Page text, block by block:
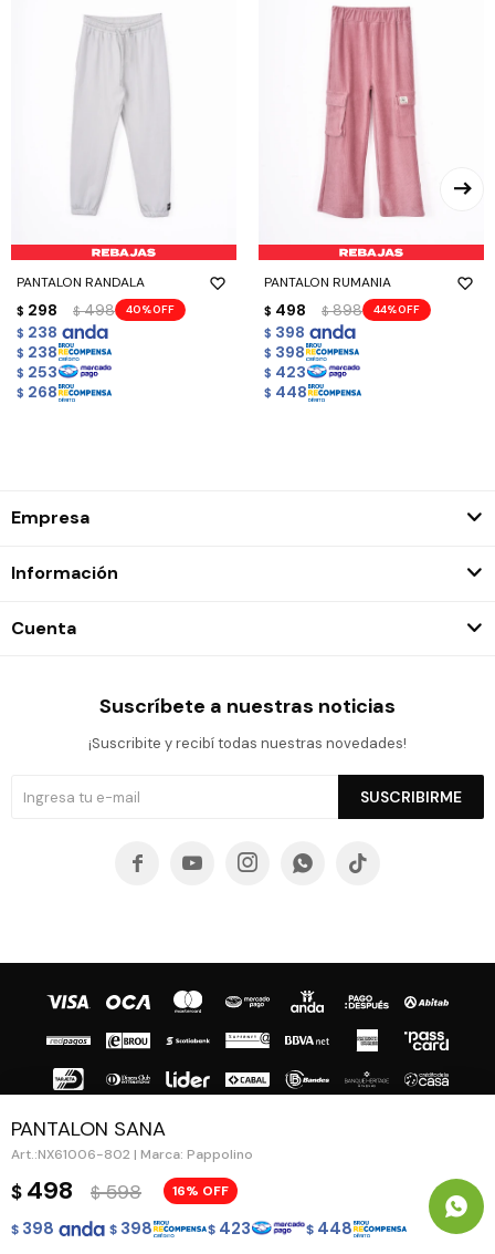
PANTALON SANA
NX61006-802 | Marca: Pappolino
$ 498 $ 598 16
$ 398 $ 398 $ 423 $ 448
PANTALON RANDALA
$ 298 $ 498 40
$ 238
$ 238
$ 253
$ 268
PANTALON RUMANIA
$ 498 $ 898 44
$ 398
$ 398
$ 423
$ 448
Empresa
Información
Cuenta
Suscríbete a nuestras noticias
¡Suscribite y recibí todas nuestras novedades!
SUSCRIBIRME
    